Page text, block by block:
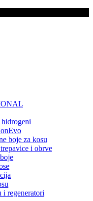
boje za kosu
i obrve
i regeneratori